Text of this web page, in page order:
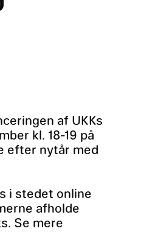
af UKKs
kl. 18-19 på
efter nytår med
i stedet online
afholde
Se mere